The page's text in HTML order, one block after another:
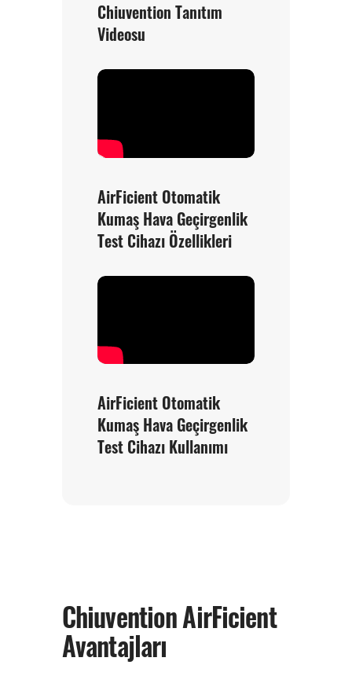
Chiuvention Tanıtım
Videosu
AirFicient Otomatik
Kumaş Hava Geçirgenlik
Test Cihazı Özellikleri
AirFicient Otomatik
Kumaş Hava Geçirgenlik
Test Cihazı Kullanımı
Chiuvention AirFicient
Avantajları